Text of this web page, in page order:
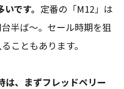
です。 定番の「M12」は
半ば〜。セール時期を狙
こともあります。
は、まずフレッドペリー